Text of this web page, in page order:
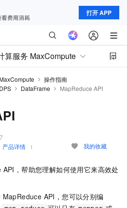
打开 APP
算服务 MaxCompute
操作指南
DataFrame MapReduce API
产品详情 我的收藏
，帮助您理解如何使用它来高效处
MapReduce API，您可以分别编